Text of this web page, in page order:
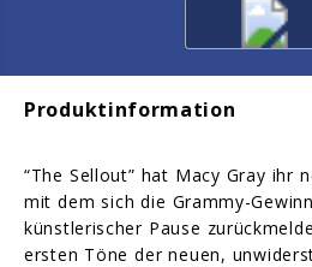
Produktinformation
“The Sellout” hat Macy Gray ihr
mit dem sich die Grammy-
künstlerischer Pause
ersten Töne der neuen,